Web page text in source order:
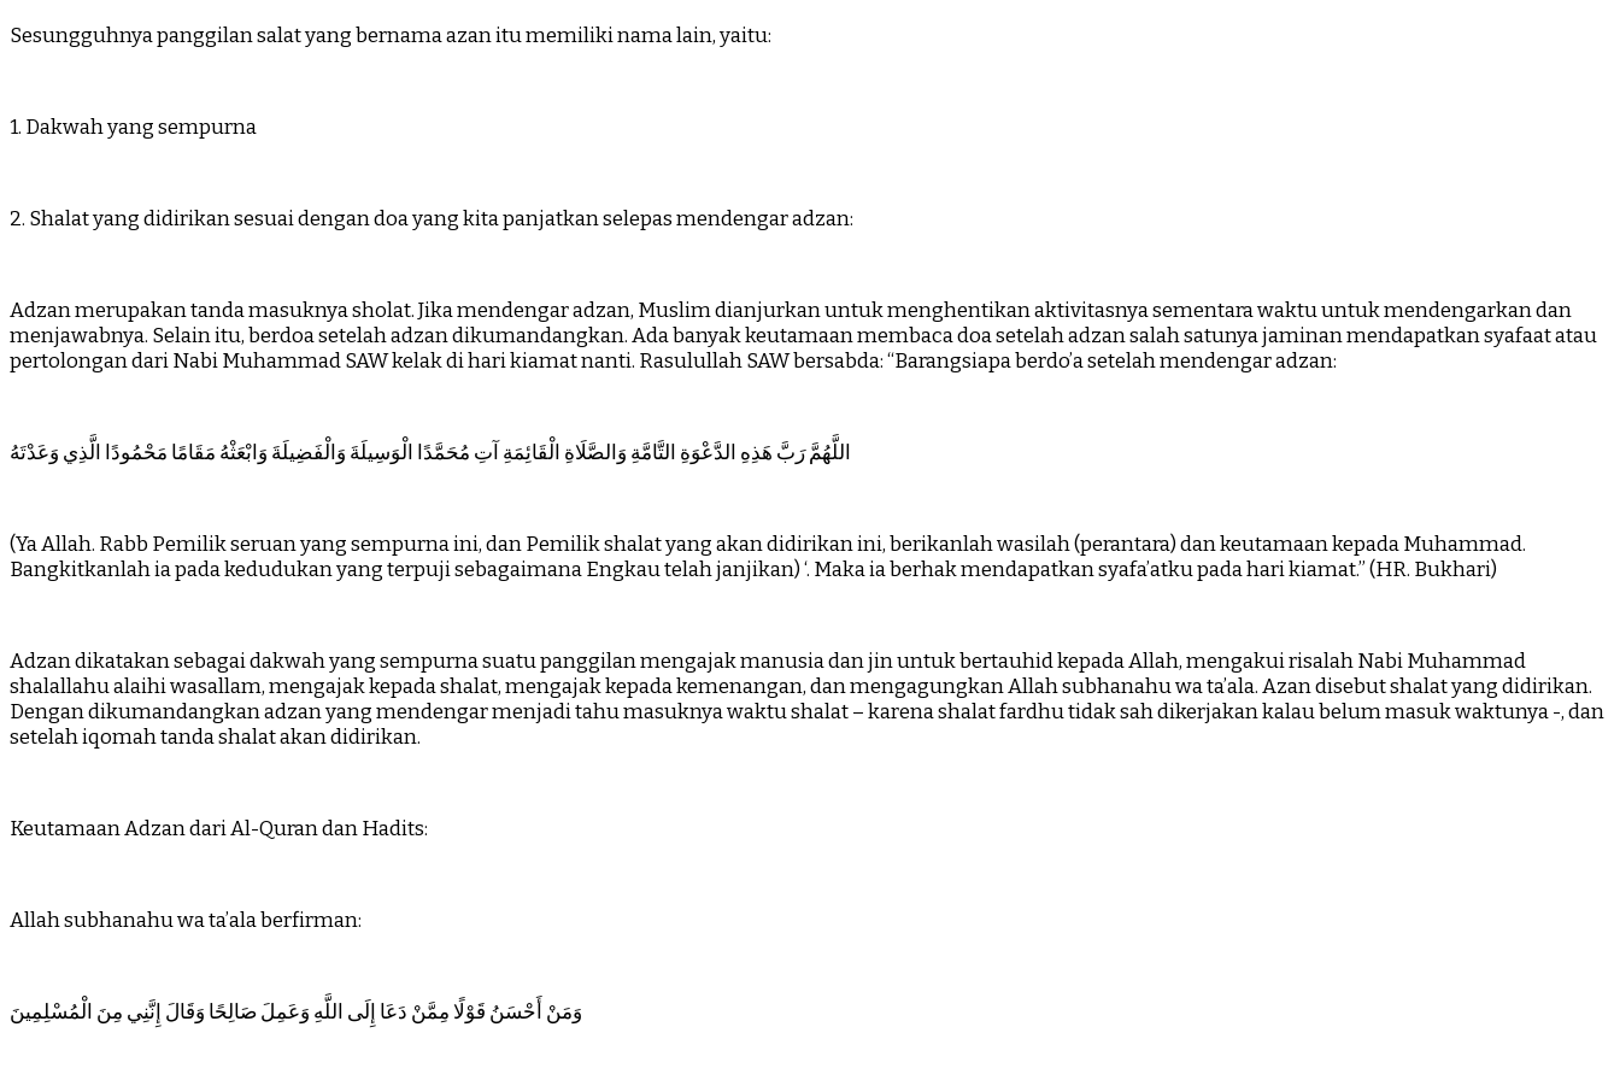
Sesungguhnya panggilan salat yang bernama azan itu memiliki nama lain, yaitu:
1. Dakwah yang sempurna
2. Shalat yang didirikan sesuai dengan doa yang kita panjatkan selepas mendengar adzan:
Adzan merupakan tanda masuknya sholat. Jika mendengar adzan, Muslim dianjurkan untuk menghentikan aktivitasnya sementara waktu untuk mendengarkan dan
menjawabnya. Selain itu, berdoa setelah adzan dikumandangkan. Ada banyak keutamaan membaca doa setelah adzan salah satunya jaminan mendapatkan syafaat atau
pertolongan dari Nabi Muhammad SAW kelak di hari kiamat nanti. Rasulullah SAW bersabda: “Barangsiapa berdo’a setelah mendengar adzan:
اللَّهُمَّ رَبَّ هَذِهِ الدَّعْوَةِ التَّامَّةِ وَالصَّلَاةِ الْقَائِمَةِ آتِ مُحَمَّدًا الْوَسِيلَةَ وَالْفَضِيلَةَ وَابْعَثْهُ مَقَامًا مَحْمُودًا الَّذِي وَعَدْتَهُ
(Ya Allah. Rabb Pemilik seruan yang sempurna ini, dan Pemilik shalat yang akan didirikan ini, berikanlah wasilah (perantara) dan keutamaan kepada Muhammad.
Bangkitkanlah ia pada kedudukan yang terpuji sebagaimana Engkau telah janjikan) ‘. Maka ia berhak mendapatkan syafa’atku pada hari kiamat.” (HR. Bukhari)
Adzan dikatakan sebagai dakwah yang sempurna suatu panggilan mengajak manusia dan jin untuk bertauhid kepada Allah, mengakui risalah Nabi Muhammad
shalallahu alaihi wasallam, mengajak kepada shalat, mengajak kepada kemenangan, dan mengagungkan Allah subhanahu wa ta’ala. Azan disebut shalat yang didirikan.
Dengan dikumandangkan adzan yang mendengar menjadi tahu masuknya waktu shalat – karena shalat fardhu tidak sah dikerjakan kalau belum masuk waktunya -, dan
setelah iqomah tanda shalat akan didirikan.
Keutamaan Adzan dari Al-Quran dan Hadits:
Allah subhanahu wa ta’ala berfirman:
وَمَنْ أَحْسَنُ قَوْلًا مِمَّنْ دَعَا إِلَى اللَّهِ وَعَمِلَ صَالِحًا وَقَالَ إِنَّنِي مِنَ الْمُسْلِمِينَ